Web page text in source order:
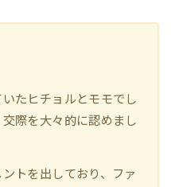
たヒチョルとモモでし
際を大々的に認めまし
トを出しており、ファ